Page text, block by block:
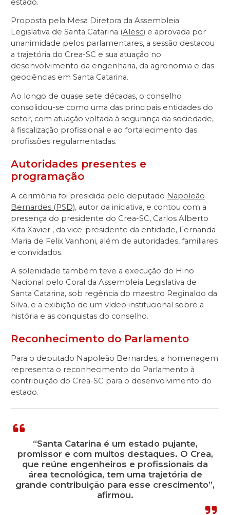
estado.
Proposta pela Mesa Diretora da Assembleia
Legislativa de Santa Catarina (Alesc) e aprovada por
unanimidade pelos parlamentares, a sessão destacou
a trajetória do Crea-SC e sua atuação no
desenvolvimento da engenharia, da agronomia e das
geociências em Santa Catarina.
Ao longo de quase sete décadas, o conselho
consolidou-se como uma das principais entidades do
setor, com atuação voltada à segurança da sociedade,
à fiscalização profissional e ao fortalecimento das
profissões regulamentadas.
Autoridades presentes e
programação
A cerimônia foi presidida pelo deputado Napoleão
Bernardes (PSD), autor da iniciativa, e contou com a
presença do presidente do Crea-SC, Carlos Alberto
Kita Xavier , da vice-presidente da entidade, Fernanda
Maria de Felix Vanhoni, além de autoridades, familiares
e convidados.
A solenidade também teve a execução do Hino
Nacional pelo Coral da Assembleia Legislativa de
Santa Catarina, sob regência do maestro Reginaldo da
Silva, e a exibição de um vídeo institucional sobre a
história e as conquistas do conselho.
Reconhecimento do Parlamento
Para o deputado Napoleão Bernardes, a homenagem
representa o reconhecimento do Parlamento à
contribuição do Crea-SC para o desenvolvimento do
estado.
“Santa Catarina é um estado pujante,
promissor e com muitos destaques. O Crea,
que reúne engenheiros e profissionais da
área tecnológica, tem uma trajetória de
grande contribuição para esse crescimento”,
afirmou.